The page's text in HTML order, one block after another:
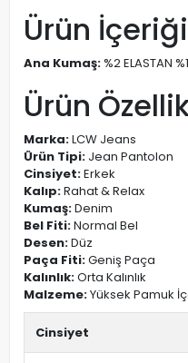
Ürün
Ana Kumaş: %2 ELASTAN
Ürün
Marka:LCW Jeans
Ürün Tipi: Jean Pantolon
Cinsiyet:Erkek
Kalıp:Rahat & Relax
Kumaş:Denim
Bel Fiti:Normal Bel
Desen:Düz
Paça Fiti:Geniş Paça
Kalınlık:Orta Kalınlık
Malzeme:Yüksek Pamuk
Cinsiyet